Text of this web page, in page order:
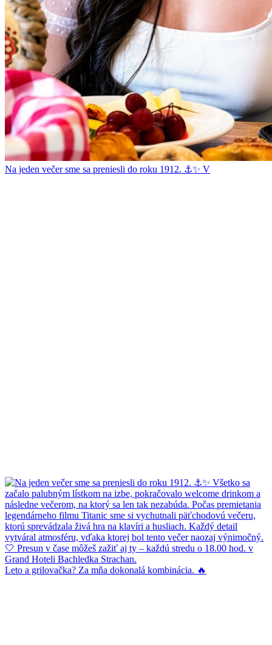
Na jeden večer sme sa preniesli do roku 1912. ⚓✨ V
Leto a grilovačka? Za mňa dokonalá kombinácia. 🔥